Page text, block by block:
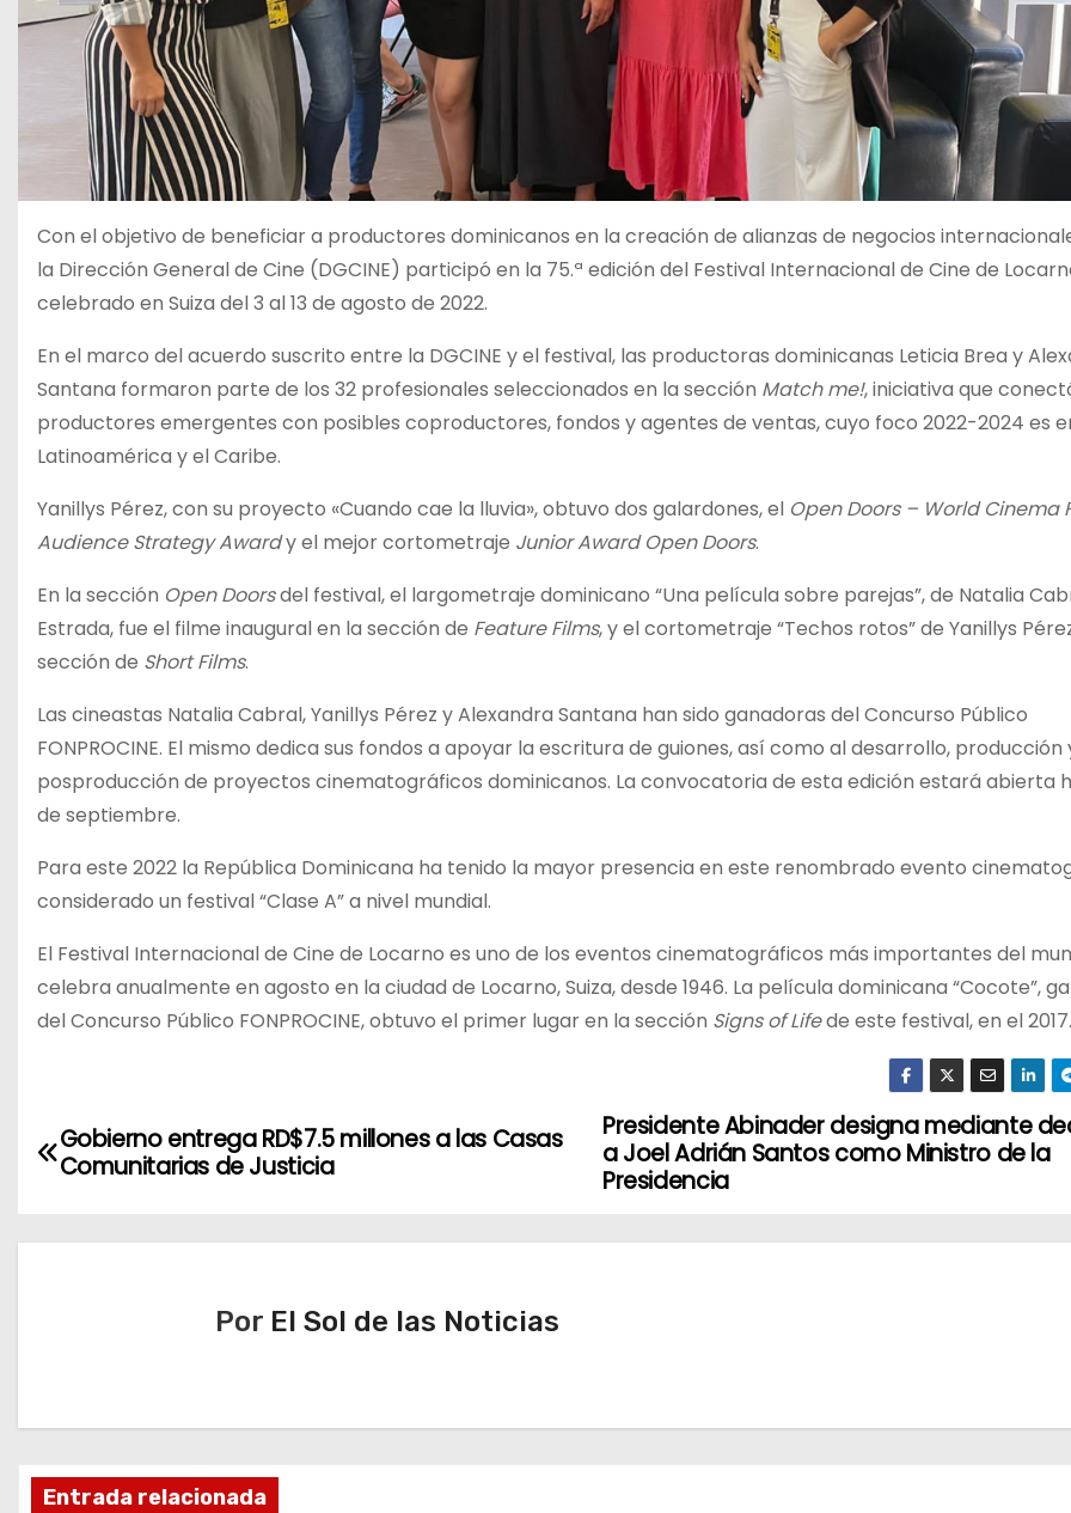
Con el objetivo de beneficiar a productores dominicanos en la creación de alianzas de negocios
la Dirección General de Cine (DGCINE) participó en la 75.ª edición del Festival Internacional de Cine de
celebrado en Suiza del 3 al 13 de agosto de 2022.
En el marco del acuerdo suscrito entre la DGCINE y el festival, las productoras dominicanas Leticia Brea y
Santana formaron parte de los 32 profesionales seleccionados en la sección Match me!, iniciativa que
productores emergentes con posibles coproductores, fondos y agentes de ventas,cuyo foco 2022-2024 es
Latinoamérica y el Caribe.
Yanillys Pérez, con su proyecto «Cuando cae la lluvia», obtuvo dos galardones, el Open Doors – World Cinema
Audience Strategy Awardy el mejor cortometraje Junior Award Open Doors.
En la sección Open Doorsdel festival, el largometraje dominicano “Una película sobre parejas”, de Natalia
Estrada, fue el filme inaugural en la sección de Feature Films, y el cortometraje “Techos rotos” de Yanillys
sección de Short Films.
Las cineastas Natalia Cabral, Yanillys Pérez y Alexandra Santana han sido ganadoras del Concurso Público
FONPROCINE. El mismo dedica sus fondos a apoyar la escritura de guiones, así como al desarrollo, producción
posproducción de proyectos cinematográficos dominicanos. La convocatoria de esta edición estará abierta
de septiembre.
Para este 2022 la República Dominicana ha tenido la mayor presencia en este renombrado evento
considerado un festival “Clase A” a nivel mundial.
El Festival Internacional de Cine de Locarno es uno de los eventos cinematográficos más importantes del
celebra anualmente en agosto en la ciudad de Locarno, Suiza, desde 1946. La película dominicana “Cocote”,
del Concurso Público FONPROCINE, obtuvo el primer lugar en la sección Signs of Lifede este festival, en el 2017.
N
v
c
i
Presidente Abinader designa mediante
a Joel Adrián Santos como Ministro de la
Presidencia
Gobierno entrega RD$7.5 millones a las Casas
Comunitarias de Justicia
Por El Sol de las Noticias
Entrada relacionada